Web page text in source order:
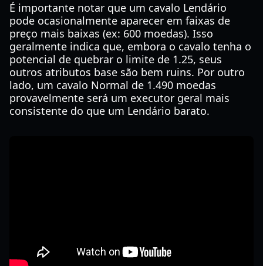
É importante notar que um cavalo Lendário
pode ocasionalmente aparecer em faixas de
preço mais baixas (ex: 600 moedas). Isso
geralmente indica que, embora o cavalo tenha o
potencial de quebrar o limite de 1.25, seus
outros atributos base são bem ruins. Por outro
lado, um cavalo Normal de 1.490 moedas
provavelmente será um executor geral mais
consistente do que um Lendário barato.